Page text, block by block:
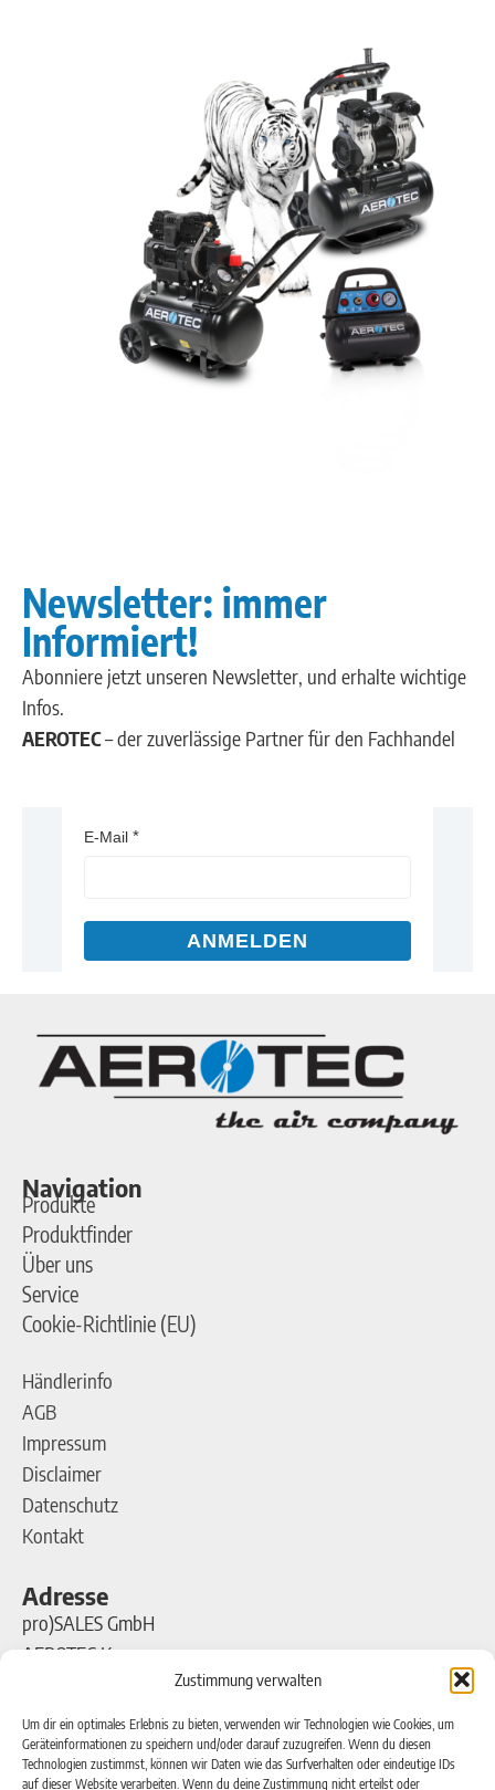
Zustimmung verwalten
Um dir ein optimales Erlebnis zu bieten, verwenden wir Technologien wie Cookies, um
Geräteinformationen zu speichern und/oder darauf zuzugreifen. Wenn du diesen
Technologien zustimmst, können wir Daten wie das Surfverhalten oder eindeutige IDs
auf dieser Website verarbeiten. Wenn du deine Zustimmung nicht erteilst oder
Newsletter: immer
Informiert!
Abonniere jetzt unseren Newsletter, und erhalte wichtige
Infos.
AEROTEC– der zuverlässige Partner für den Fachhandel
E-Mail
ANMELDEN
Navigation
Produkte
Produktfinder
Über uns
Service
Cookie-Richtlinie (EU)
Händlerinfo
AGB
Impressum
Disclaimer
Datenschutz
Kontakt
Adresse
pro)SALES GmbH
AEROTEC Kompressoren
Ferdinand-Porsche-Straße 16
63500 Seligenstadt